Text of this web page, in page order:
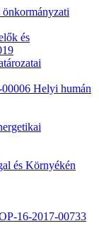
és
Helyi humán
és Környékén
16-2017-00733